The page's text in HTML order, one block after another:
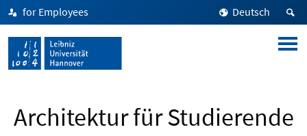
for Employees Deutsch
Architektur für Studierende